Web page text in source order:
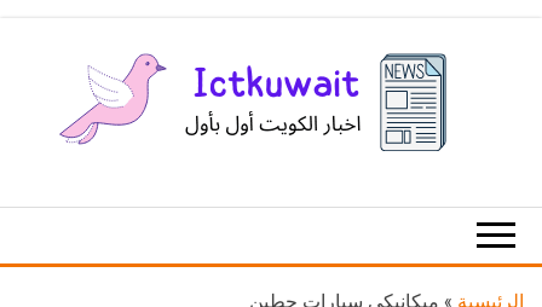
الكويت
الرئيسية » ميكانيكي سيارات حطين